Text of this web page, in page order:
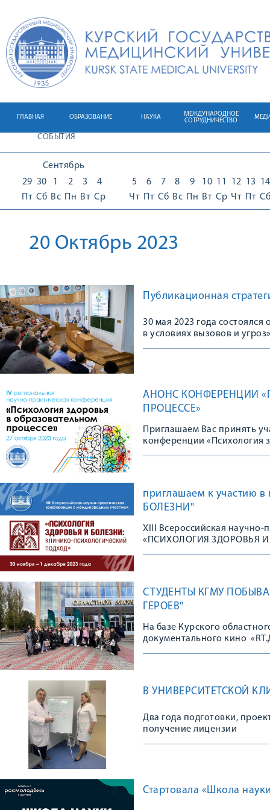
ГЛАВНАЯ ОБРАЗОВАНИЕ НАУКА
МЕЖДУНАРОДНОЕ
СОТРУДНИЧЕСТВО
СОБЫТИЯ
Сентябрь
29
Пт
30
Сб
1
Вс
2
Пн
3
Вт
4
Ср
5
Чт
6
Пт
7
Сб
8
Вс
9
Пн
10
Вт
11
Ср
12
Чт
13
Пт
14
Сб
20 Октябрь 2023
Публикационная
30 мая 2023 года
в условиях вызовов и
АНОНС КОНФЕРЕНЦИИ
ПРОЦЕССЕ»
Приглашаем Вас принять
конференции «Психология
приглашаем к участию
БОЛЕЗНИ"
XIII Всероссийская
«ПСИХОЛОГИЯ ЗДОРОВЬЯ
СТУДЕНТЫ КГМУ
ГЕРОЕВ"
На базе Курского
документального кино
В УНИВЕРСИТЕТСКОЙ
Два года подготовки,
получение лицензии
Стартовала «Школа